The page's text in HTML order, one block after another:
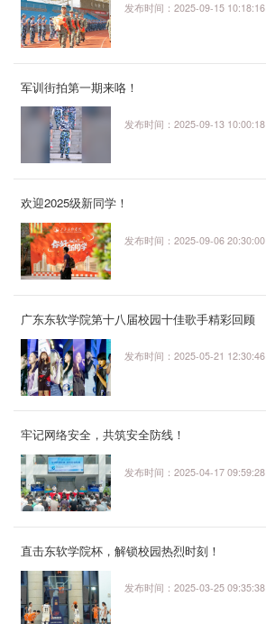
发布时间：2025-09-15 10:18:16
军训街拍第一期来咯！
发布时间：2025-09-13 10:00:18
欢迎2025级新同学！
发布时间：2025-09-06 20:30:00
广东东软学院第十八届校园十佳歌手精彩回顾
发布时间：2025-05-21 12:30:46
牢记网络安全，共筑安全防线！
发布时间：2025-04-17 09:59:28
直击东软学院杯，解锁校园热烈时刻！
发布时间：2025-03-25 09:35:38